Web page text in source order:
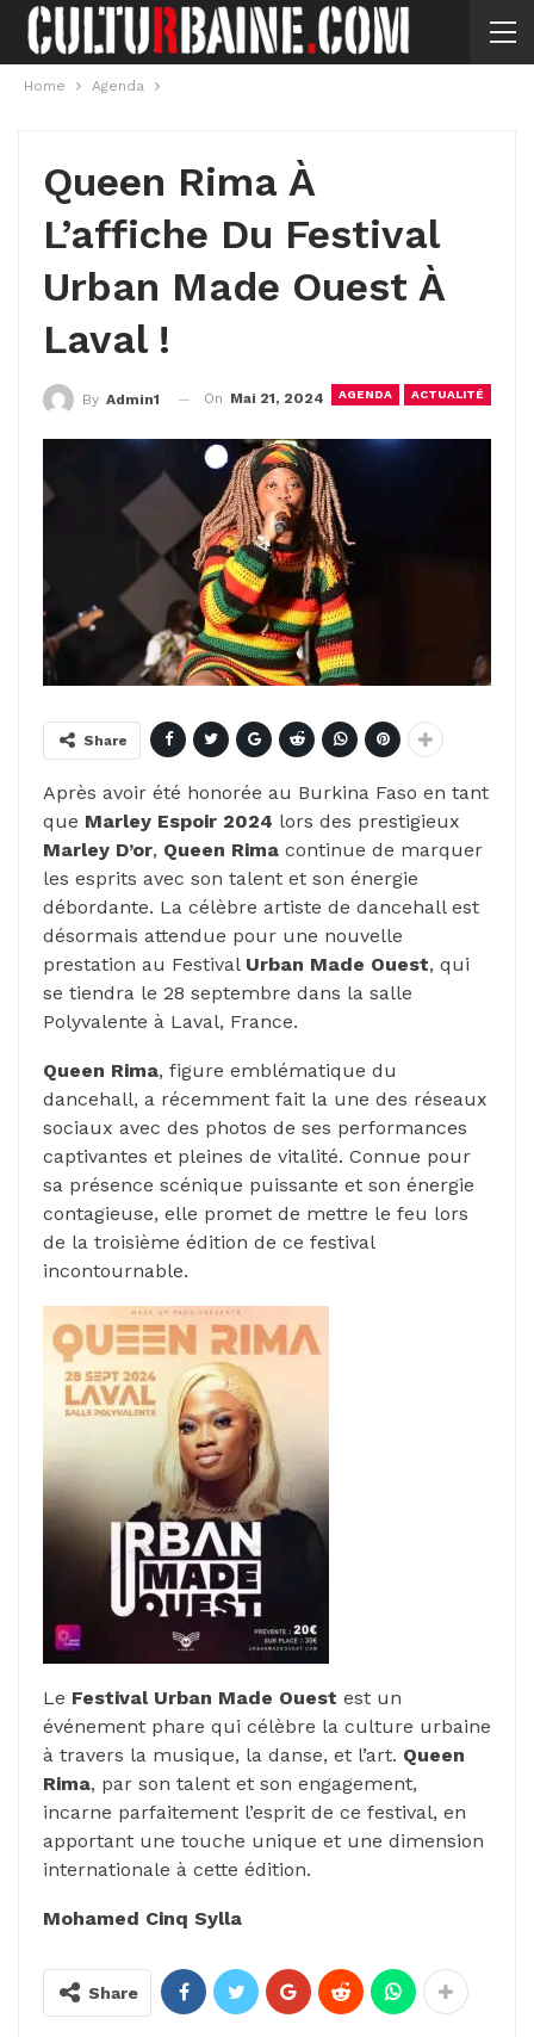
Home Agenda
Queen Rima À
L’affiche Du Festival
Urban Made Ouest À
Laval !
AGENDA ACTUALITÉ
By Admin1 On Mai 21, 2024
Share
Après avoir été honorée au Burkina Faso en tant
que Marley Espoir 2024 lors des prestigieux
Marley D’or, Queen Rima continue de marquer
les esprits avec son talent et son énergie
débordante. La célèbre artiste de dancehall est
désormais attendue pour une nouvelle
prestation au Festival Urban Made Ouest, qui
se tiendra le 28 septembre dans la salle
Polyvalente à Laval, France.
Queen Rima, figure emblématique du
dancehall, a récemment fait la une des réseaux
sociaux avec des photos de ses performances
captivantes et pleines de vitalité. Connue pour
sa présence scénique puissante et son énergie
contagieuse, elle promet de mettre le feu lors
de la troisième édition de ce festival
incontournable.
Le Festival Urban Made Ouest est un
événement phare qui célèbre la culture urbaine
à travers la musique, la danse, et l’art. Queen
Rima, par son talent et son engagement,
incarne parfaitement l’esprit de ce festival, en
apportant une touche unique et une dimension
internationale à cette édition.
Mohamed Cinq Sylla
Share